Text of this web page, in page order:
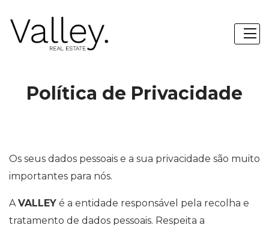
Política de Privacidade
Os seus dados pessoais e a sua privacidade são muito
importantes para nós.
AVALLEY é a entidade responsável pela recolha e
tratamento de dados pessoais. Respeita a